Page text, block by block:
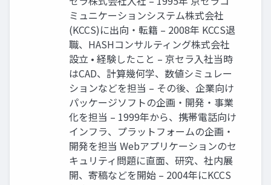
ミュニケーションシステム株式会社
(KCCS)に出向・転籍 – 2008年 KCCS退
職、HASHコンサルティング株式会社
設立 • 経験したこと – 京セラ入社当時
はCAD、計算幾何学、数値シミュレー
ションなどを担当 – その後、企業向け
パッケージソフトの企画・開発・事業
化を担当 – 1999年から、携帯電話向け
インフラ、プラットフォームの企画・
開発を担当 Webアプリケーションのセ
キュリティ問題に直面、研究、社内展
開、寄稿などを開始 – 2004年にKCCS